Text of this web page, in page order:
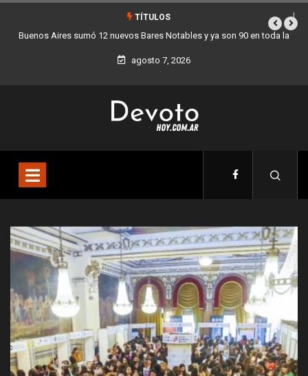
TÍTULOS
Buenos Aires sumó 12 nuevos Bares Notables y ya son 90 en toda la
Ciudad
agosto 7, 2026